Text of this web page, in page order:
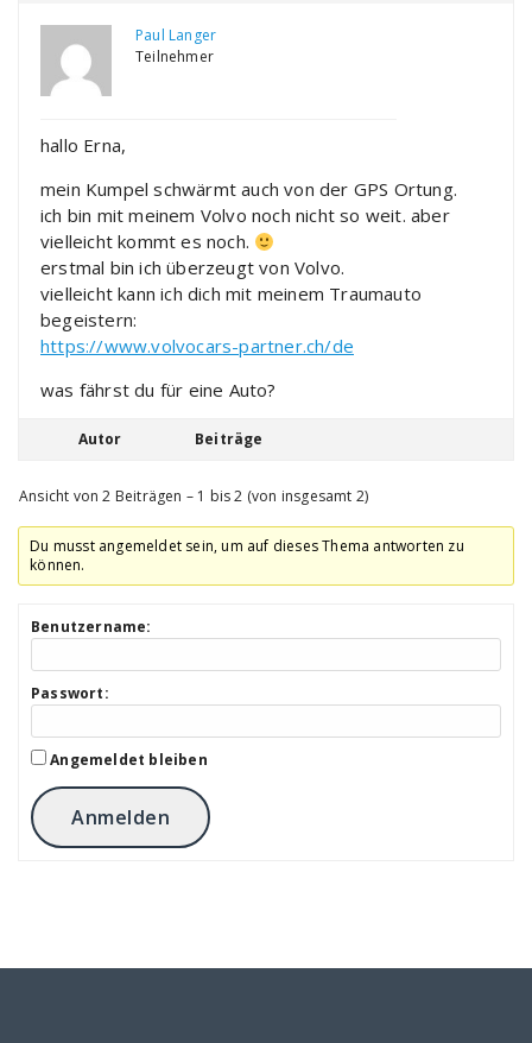
Paul Langer
Teilnehmer
hallo Erna,
mein Kumpel schwärmt auch von der GPS Ortung.
ich bin mit meinem Volvo noch nicht so weit. aber
vielleicht kommt es noch.
erstmal bin ich überzeugt von Volvo.
vielleicht kann ich dich mit meinem Traumauto
begeistern:
https://www.volvocars-partner.ch/de
was fährst du für eine Auto?
Autor Beiträge
Ansicht von 2 Beiträgen – 1 bis 2 (von insgesamt 2)
Du musst angemeldet sein, um auf dieses Thema antworten zu
können.
Benutzername:
Passwort:
Angemeldet bleiben
Anmelden